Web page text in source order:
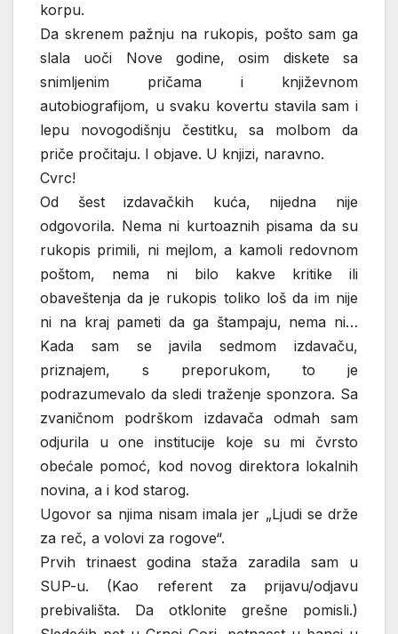
korpu.
Da skrenem pažnju na rukopis, pošto sam ga
slala uoči Nove godine, osim diskete sa
snimljenim pričama i književnom
autobiografijom, u svaku kovertu stavila sam i
lepu novogodišnju čestitku, sa molbom da
priče pročitaju. I objave. U knjizi, naravno.
Cvrc!
Od šest izdavačkih kuća, nijedna nije
odgovorila. Nema ni kurtoaznih pisama da su
rukopis primili, ni mejlom, a kamoli redovnom
poštom, nema ni bilo kakve kritike ili
obaveštenja da je rukopis toliko loš da im nije
ni na kraj pameti da ga štampaju, nema ni…
Kada sam se javila sedmom izdavaču,
priznajem, s preporukom, to je
podrazumevalo da sledi traženje sponzora. Sa
zvaničnom podrškom izdavača odmah sam
odjurila u one institucije koje su mi čvrsto
obećale pomoć, kod novog direktora lokalnih
novina, a i kod starog.
Ugovor sa njima nisam imala jer „Ljudi se drže
za reč, a volovi za rogove“.
Prvih trinaest godina staža zaradila sam u
SUP-u. (Kao referent za prijavu/odjavu
prebivališta. Da otklonite grešne pomisli.)